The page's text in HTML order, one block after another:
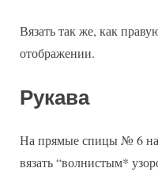
Вязать так же, как
отображении.
Рукава
На прямые спицы № 6
вязать “волнистым*